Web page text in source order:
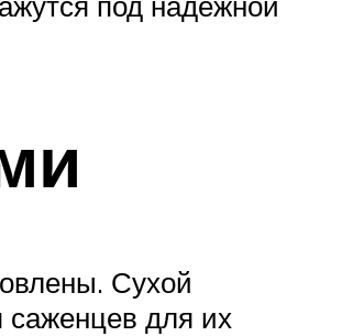
Сухой
для их